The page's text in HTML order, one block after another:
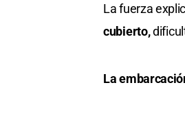
La fuerza
cubierto,
La